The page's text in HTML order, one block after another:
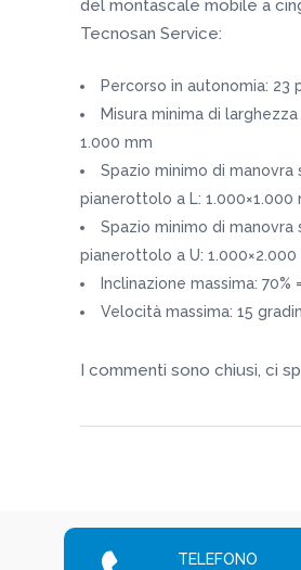
del montascale mobile a
Tecnosan Service:
Percorso in autonomia: 23
Misura minima di
1.000 mm
Spazio minimo di manovra
pianerottolo a L: 1.000×1.000
Spazio minimo di manovra
pianerottolo a U: 1.000×2.000
Inclinazione massima: 70%
Velocità massima: 15
I commenti sono chiusi, ci
TELEFONO